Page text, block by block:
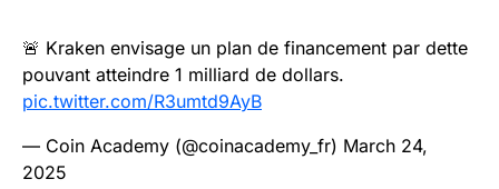
🚨 Kraken envisage un plan de financement par dette
pouvant atteindre 1 milliard de dollars.
pic.twitter.com/R3umtd9AyB
— Coin Academy (@coinacademy_fr) March 24,
2025